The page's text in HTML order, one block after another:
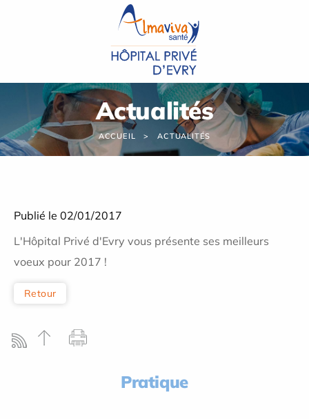
Actualités
ACCUEIL ACTUALITÉS
Publié le 02/01/2017
L'Hôpital Privé d'Evry vous présente ses meilleurs
voeux pour 2017 !
Retour
Pratique
Panneau de gestion des cookies